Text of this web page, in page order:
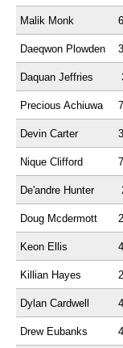
Malik Monk
Daeqwon Plowden
Daquan Jeffries
Precious Achiuwa
Devin Carter
Nique Clifford
De'andre Hunter
Doug Mcdermott
Keon Ellis
Killian Hayes
Dylan Cardwell
Drew Eubanks